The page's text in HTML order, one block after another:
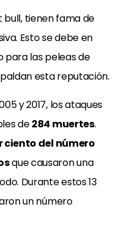
bull, tienen fama de
Esto se debe en
para las peleas de
esta reputación.
y 2017, los ataques
de284 muertes.
ciento del número
que causaron una
Durante estos 13
un número